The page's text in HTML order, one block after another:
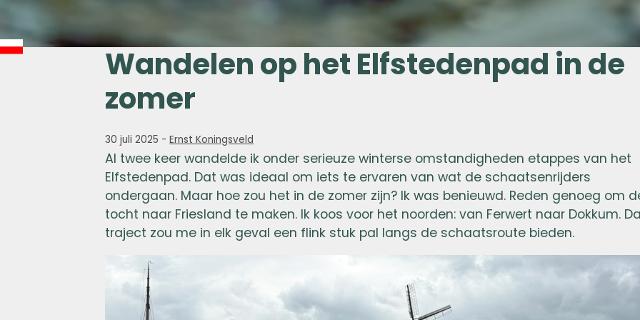
Wandelen op het Elfstedenpad in de
zomer
30 juli 2025 -Ernst Koningsveld
Al twee keer wandelde ik onder serieuze winterse omstandigheden etappes van het
Elfstedenpad. Dat was ideaal om iets te ervaren van wat de schaatsenrijders
ondergaan. Maar hoe zou het in de zomer zijn? Ik was benieuwd. Reden genoeg om
tocht naar Friesland te maken. Ik koos voor het noorden: van Ferwert naar Dokkum.
traject zou me in elk geval een flink stuk pal langs de schaatsroute bieden.